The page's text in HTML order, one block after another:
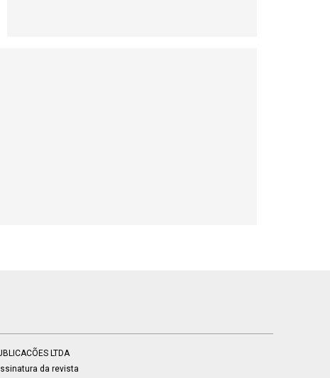
LTDA
da revista